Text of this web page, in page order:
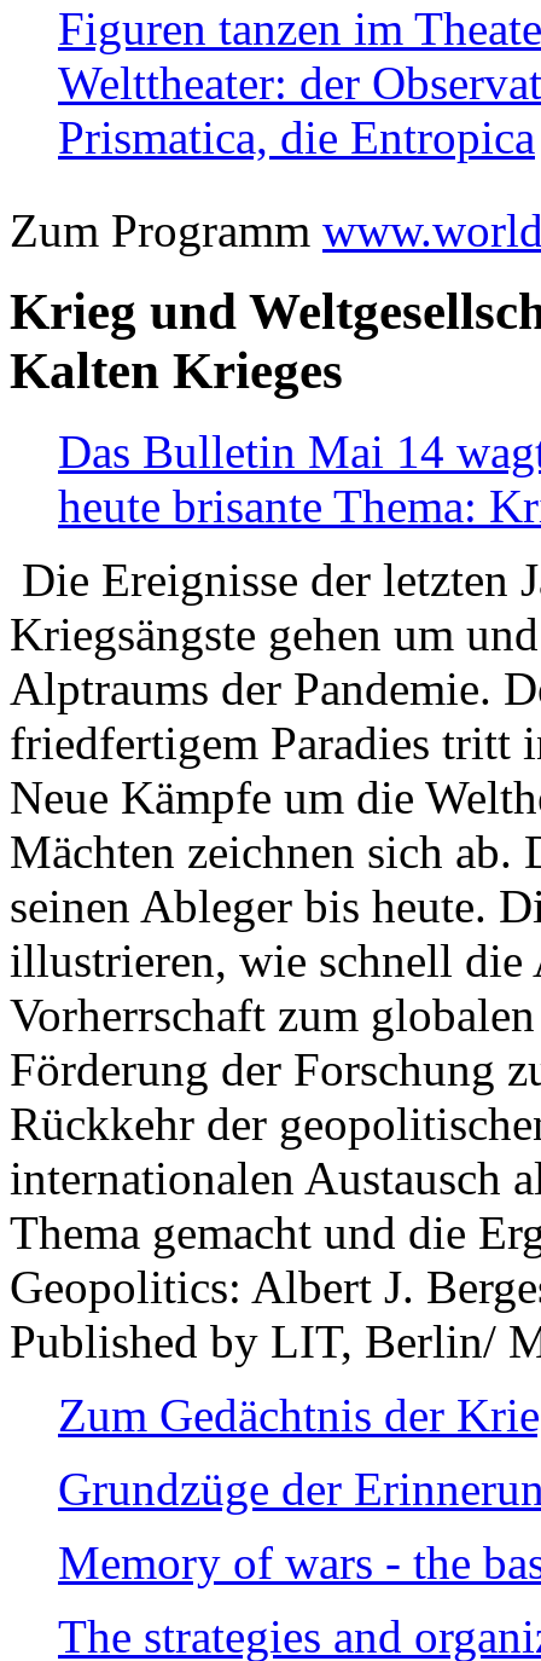
Figuren tanzen im
Welttheater: der
Prismatica, die Entropica
Zum Programm
Krieg und
Kalten Krieges
Das Bulletin Mai 14
heute brisante Thema:
Die Ereignisse der letzten
Kriegsängste gehen um
Alptraums der Pandemie.
friedfertigem Paradies tritt
Neue Kämpfe um die
Mächten zeichnen sich
seinen Ableger bis heute.
illustrieren, wie schnell die
Vorherrschaft zum
Förderung der Forschung
Rückkehr der
internationalen Austausch
Thema gemacht und die
Geopolitics: Albert J.
Published by LIT, Berlin/
Zum Gedächtnis der
Grundzüge der
Memory of wars - the
The strategies and